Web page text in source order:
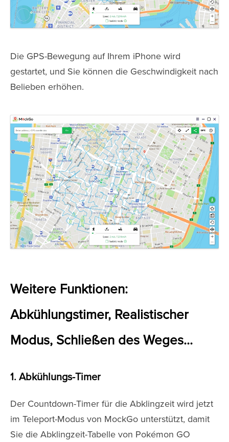
Die GPS-Bewegung auf Ihrem iPhone wird
gestartet, und Sie können die Geschwindigkeit nach
Belieben erhöhen.
Weitere Funktionen:
Abkühlungstimer, Realistischer
Modus, Schließen des Weges...
1. Abkühlungs-Timer
Der Countdown-Timer für die Abklingzeit wird jetzt
im Teleport-Modus von MockGo unterstützt, damit
Sie die Abklingzeit-Tabelle von Pokémon GO